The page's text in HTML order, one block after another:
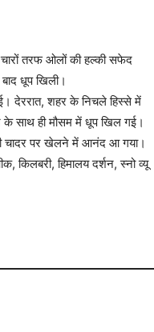
तरफ ओलों की हल्की सफेद
धूप खिली।
देररात, शहर के निचले हिस्से में
के साथ ही मौसम में धूप खिल गई।
की चादर पर खेलने में आनंद आ गया।
किलबरी, हिमालय दर्शन, स्नो व्यू